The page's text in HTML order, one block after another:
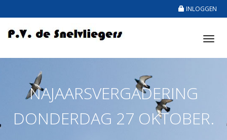
INLOGGEN
NAJAARSVERGADERING
DONDERDAG 27 OKTOBER.